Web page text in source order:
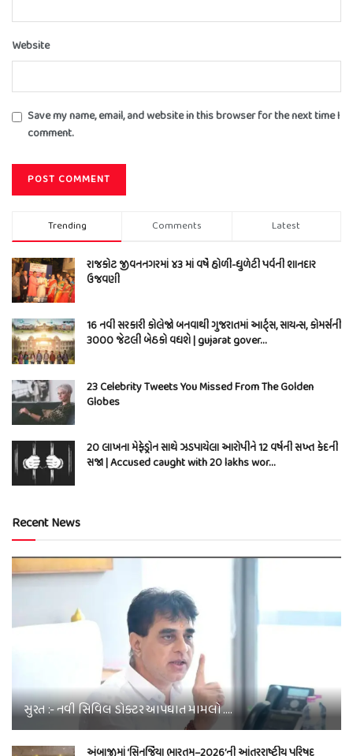
Website
Save my name, email, and website in this browser for the next time I
comment.
Trending Comments Latest
રાજકોટ જીવનનગરમાં ૪૩ માં વર્ષે હોળી-ધુળેટી પર્વની શાનદાર
ઉજવણી
16 નવી સરકારી કોલેજો બનવાથી ગુજરાતમાં આર્ટ્સ, સાયન્સ, કોમર્સની
3000 જેટલી બેઠકો વધશે | gujarat gover…
23 Celebrity Tweets You Missed From The Golden
Globes
20 લાખના મેફેડ્રોન સાથે ઝડપાયેલા આરોપીને 12 વર્ષની સખ્ત કેદની
સજા | Accused caught with 20 lakhs wor…
Recent News
સુરત :- નવી સિવિલ ડોક્ટર આપઘાત મામલો ….